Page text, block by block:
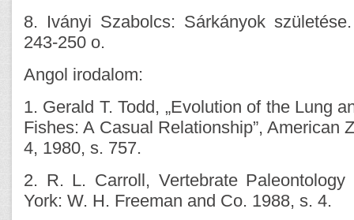
8. Iványi Szabolcs: Sárkányok
243-250 o.
Angol irodalom:
1. Gerald T. Todd, „Evolution of the Lung
Fishes: A Casual Relationship”, American
4, 1980, s. 757.
2. R. L. Carroll, Vertebrate
York: W. H. Freeman and Co. 1988, s. 4.